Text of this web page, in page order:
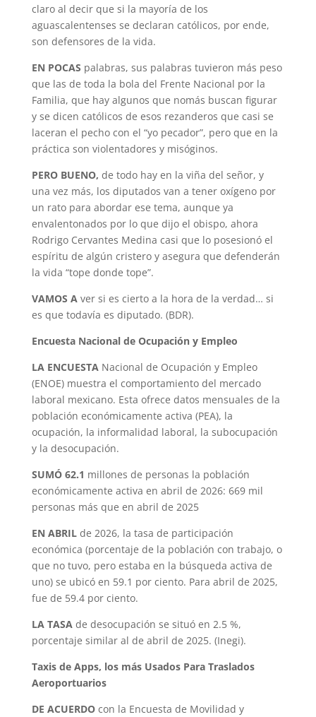
claro al decir que si la mayoría de los
aguascalentenses se declaran católicos, por ende,
son defensores de la vida.
EN POCAS palabras, sus palabras tuvieron más peso
que las de toda la bola del Frente Nacional por la
Familia, que hay algunos que nomás buscan figurar
y se dicen católicos de esos rezanderos que casi se
laceran el pecho con el “yo pecador”, pero que en la
práctica son violentadores y misóginos.
PERO BUENO, de todo hay en la viña del señor, y
una vez más, los diputados van a tener oxígeno por
un rato para abordar ese tema, aunque ya
envalentonados por lo que dijo el obispo, ahora
Rodrigo Cervantes Medina casi que lo posesionó el
espíritu de algún cristero y asegura que defenderán
la vida “tope donde tope”.
VAMOS A ver si es cierto a la hora de la verdad… si
es que todavía es diputado. (BDR).
Encuesta Nacional de Ocupación y Empleo
LA ENCUESTA Nacional de Ocupación y Empleo
(ENOE) muestra el comportamiento del mercado
laboral mexicano. Esta ofrece datos mensuales de la
población económicamente activa (PEA), la
ocupación, la informalidad laboral, la subocupación
y la desocupación.
SUMÓ 62.1 millones de personas la población
económicamente activa en abril de 2026: 669 mil
personas más que en abril de 2025
EN ABRIL de 2026, la tasa de participación
económica (porcentaje de la población con trabajo, o
que no tuvo, pero estaba en la búsqueda activa de
uno) se ubicó en 59.1 por ciento. Para abril de 2025,
fue de 59.4 por ciento.
LA TASA de desocupación se situó en 2.5 %,
porcentaje similar al de abril de 2025. (Inegi).
Taxis de Apps, los más Usados Para Traslados
Aeroportuarios
DE ACUERDO con la Encuesta de Movilidad y